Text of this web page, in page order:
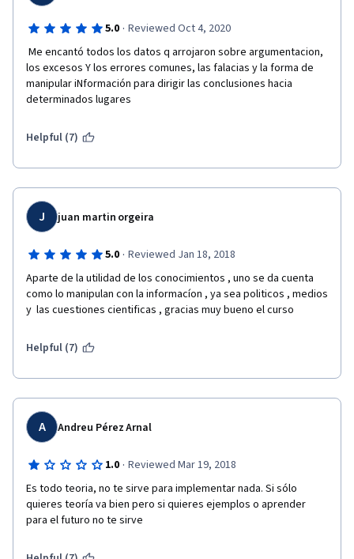
5.0 · Reviewed Oct 4, 2020
los excesos Y los errores comunes, las falacias y la forma de
manipular iNformación para dirigir las conclusiones hacia
determinados lugares
Helpful (7)
J juan martin orgeira
5.0 · Reviewed Jan 18, 2018
Aparte de la utilidad de los conocimientos , uno se da cuenta
como lo manipulan con la informacíon , ya sea politicos , medios
y  las cuestiones cientificas , gracias muy bueno el curso
Helpful (7)
A Andreu Pérez Arnal
1.0 · Reviewed Mar 19, 2018
Es todo teoria, no te sirve para implementar nada. Si sólo
quieres teoría va bien pero si quieres ejemplos o aprender
para el futuro no te sirve